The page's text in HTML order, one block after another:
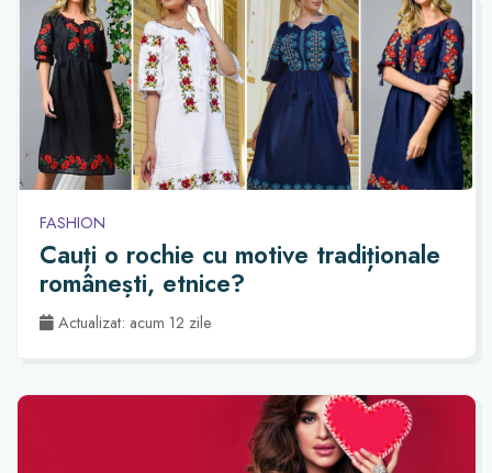
FASHION
Cauți o rochie cu motive tradiționale
românești, etnice?
Actualizat: acum 12 zile